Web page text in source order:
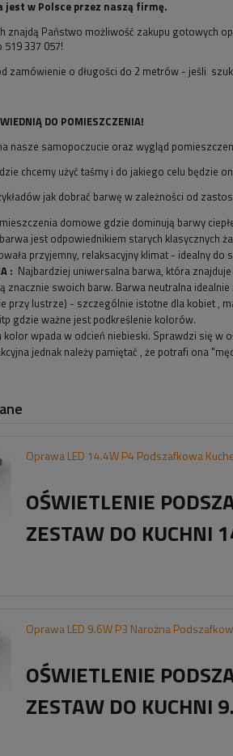
jest w Polsce przez naszą firmę.
znajdą Państwo możliwość zakupu gotowych
337 057!
zamówienie o długości do 2 metrów - jeśli
DO POMIESZCZENIA!
nasze samopoczucie oraz wygląd
chcemy użyć taśmy i do jakiego celu będzie
jak dobrać barwę w zależności od
domowe gdzie dominują barwy
jest odpowiednikiem starych klasycznych
przyjemny, relaksacyjny klimat - idealny do
: Najbardziej uniwersalna barwa, która
znacznie swoich barw. Barwa neutralna
przy lustrze) - szczególnie istotne dla kobiet ,
gdzie ważne jest podkreślenie kolorów.
kolor wpada w odcień niebieski. Sprawdzi się w
jednak należy pamiętać , że potrafi ona
Oprawa LED 14.4W P4 Podszafkowa
OŚWIETLENIE
ZESTAW DO KUCHNI
Oprawa LED 9.6W P3 Narożna
OŚWIETLENIE
ZESTAW DO KUCHNI